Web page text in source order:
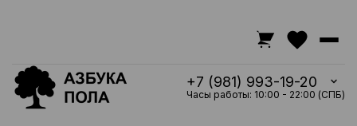
+7 (981) 993-19-20
Часы работы: 10:00 - 22:00 (СПБ)